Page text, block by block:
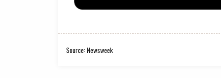
Source: Newsweek